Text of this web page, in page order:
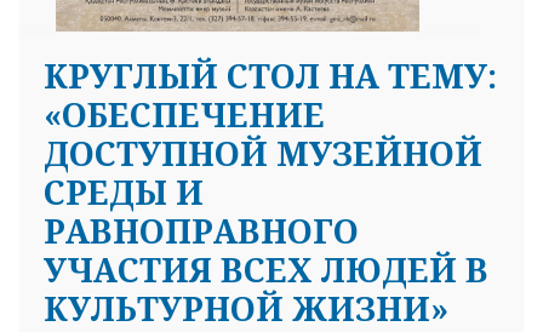
КРУГЛЫЙ СТОЛ НА ТЕМУ:
«ОБЕСПЕЧЕНИЕ
ДОСТУПНОЙ МУЗЕЙНОЙ
СРЕДЫ И
РАВНОПРАВНОГО
УЧАСТИЯ ВСЕХ ЛЮДЕЙ В
КУЛЬТУРНОЙ ЖИЗНИ»